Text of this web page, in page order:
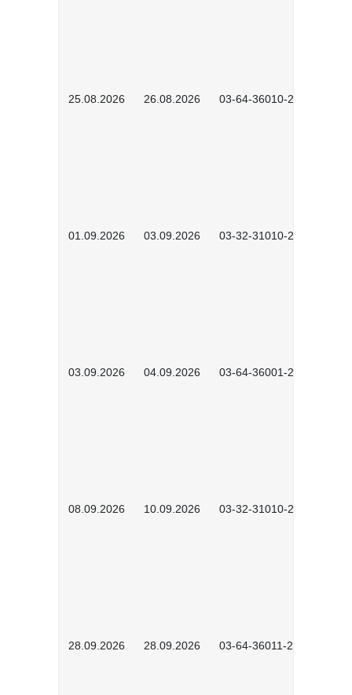
25.08.2026 26.08.2026 03-64-36010-2601
01.09.2026 03.09.2026 03-32-31010-2603
03.09.2026 04.09.2026 03-64-36001-2602
08.09.2026 10.09.2026 03-32-31010-2606
28.09.2026 28.09.2026 03-64-36011-2603